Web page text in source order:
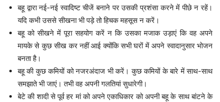
बहू द्वारा नई-नई स्वादिष्ट चीजें बनाने पर उसकी प्रशंसा करने में पीछे न रहें।
यदि कभी उससे सीखना भी पड़े तो हिचक महसूस न करें।
बहू को सीखने में पूरा सहयोग करें न कि उसका मजाक उड़ाएं कि वह अपने
मायके से कुछ सीख कर नहीं आई क्योंकि सभी घरों में अपने स्वादानुसार भोजन
बनता है।
बहू की कुछ कमियों को नजरअंदाज भी करें। कुछ कमियों के बारे में साथ-साथ
समझाते भी जाएं। तभी वह अपनी गलतियां सुधारेगी।
बेटे की शादी से पूर्व हर मां को अपने एकाधिकार को अपनी बहू के साथ बांटने के